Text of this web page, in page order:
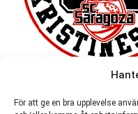
För att ge en bra upplevelse